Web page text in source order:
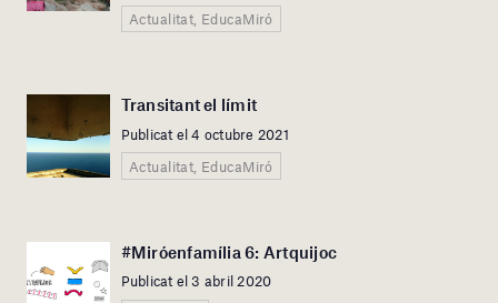
Actualitat, EducaMiró
Transitant el límit
Publicat el 4 octubre 2021
Actualitat, EducaMiró
#Miróenfamília 6: Artquijoc
Publicat el 3 abril 2020